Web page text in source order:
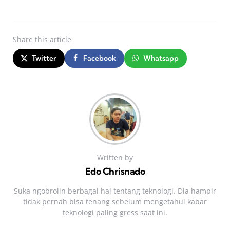
Share this article
Twitter Facebook Whatsapp
Written by
Edo Chrisnado
Suka ngobrolin berbagai hal tentang teknologi. Dia hampir
tidak pernah bisa tenang sebelum mengetahui kabar
teknologi paling gress saat ini.